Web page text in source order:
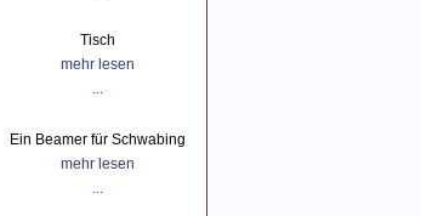
Tisch
mehr lesen
...
Ein Beamer für Schwabing
mehr lesen
...